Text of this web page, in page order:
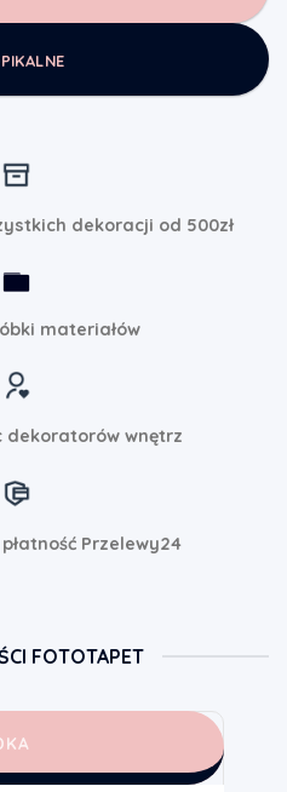
dekoracji od 500zł
materiałów
dekoratorów wnętrz
Przelewy24
FOTOTAPET